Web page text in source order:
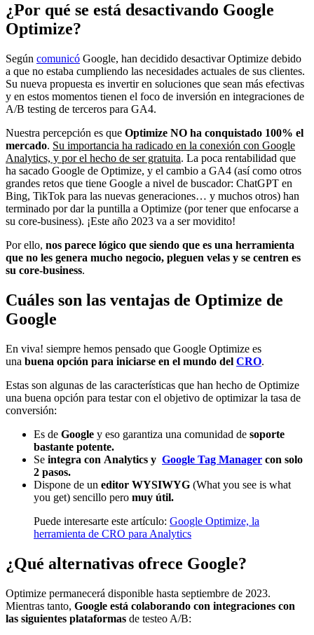
¿Por qué se está desactivando Google
Optimize?
Según comunicó Google, han decidido desactivar Optimize debido
a que no estaba cumpliendo las necesidades actuales de sus clientes.
Su nueva propuesta es invertir en soluciones que sean más efectivas
y en estos momentos tienen el foco de inversión en integraciones de
A/B testing de terceros para GA4.
Nuestra percepción es que Optimize NO ha conquistado 100% el
mercado. Su importancia ha radicado en la conexión con Google
Analytics, y por el hecho de ser gratuita. La poca rentabilidad que
ha sacado Google de Optimize, y el cambio a GA4 (así como otros
grandes retos que tiene Google a nivel de buscador: ChatGPT en
Bing, TikTok para las nuevas generaciones… y muchos otros) han
terminado por dar la puntilla a Optimize (por tener que enfocarse a
su core-business). ¡Este año 2023 va a ser movidito!
Por ello, nos parece lógico que siendo que es una herramienta
que no les genera mucho negocio, pleguen velas y se centren es
su core-business.
Cuáles son las ventajas de Optimize de
Google
En viva! siempre hemos pensado que Google Optimize es
una buena opción para iniciarse en el mundo del CRO.
Estas son algunas de las características que han hecho de Optimize
una buena opción para testar con el objetivo de optimizar la tasa de
conversión:
Es de Google y eso garantiza una comunidad de soporte
bastante potente.
Se integra con Analytics y Google Tag Manager con solo
2 pasos.
Dispone de un editor WYSIWYG (What you see is what
you get) sencillo pero muy útil.
Puede interesarte este artículo: Google Optimize, la
herramienta de CRO para Analytics
¿Qué alternativas ofrece Google?
Optimize permanecerá disponible hasta septiembre de 2023.
Mientras tanto, Google está colaborando con integraciones con
las siguientes plataformas de testeo A/B: